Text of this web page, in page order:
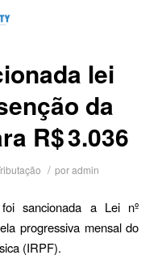
lei
da
R$ 3.036
/ poradmin
sancionada a Lei nº
progressiva mensal do
(IRPF).